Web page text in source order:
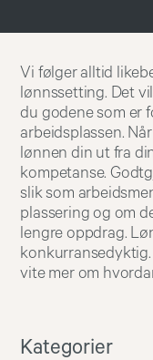
Vi følger alltid
lønnssetting. Det
du godene som er
arbeidsplassen.
lønnen din ut fra
kompetanse.
slik som
plassering og om
lengre oppdrag.
vite mer om
Kategorier